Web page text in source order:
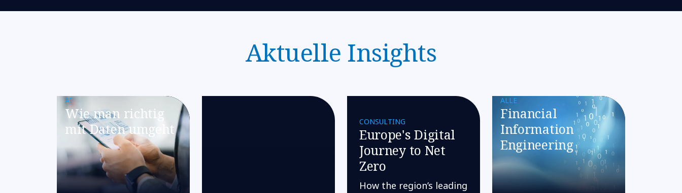
Aktuelle Insights
AI
Wie man richtig
mit Daten umgeht
CONSULTING
Europe's Digital
Journey to Net
Zero
How the region’s leading
ALLE
Financial
Information
Engineering